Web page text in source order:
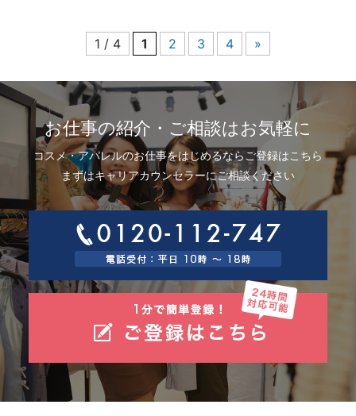
1 / 4 1 2 3 4 »
お仕事の紹介・ご相談はお気軽に
コスメ・アパレルのお仕事をはじめるならご登録はこちら
まずはキャリアカウンセラーにご相談ください